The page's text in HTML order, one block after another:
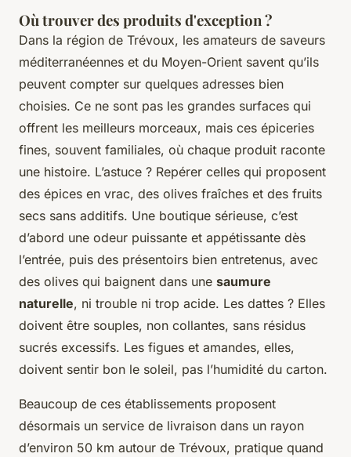
Où trouver des produits d'exception ?
Dans la région de Trévoux, les amateurs de saveurs
méditerranéennes et du Moyen-Orient savent qu’ils
peuvent compter sur quelques adresses bien
choisies. Ce ne sont pas les grandes surfaces qui
offrent les meilleurs morceaux, mais ces épiceries
fines, souvent familiales, où chaque produit raconte
une histoire. L’astuce ? Repérer celles qui proposent
des épices en vrac, des olives fraîches et des fruits
secs sans additifs. Une boutique sérieuse, c’est
d’abord une odeur puissante et appétissante dès
l’entrée, puis des présentoirs bien entretenus, avec
des olives qui baignent dans une saumure
naturelle, ni trouble ni trop acide. Les dattes ? Elles
doivent être souples, non collantes, sans résidus
sucrés excessifs. Les figues et amandes, elles,
doivent sentir bon le soleil, pas l’humidité du carton.
Beaucoup de ces établissements proposent
désormais un service de livraison dans un rayon
d’environ 50 km autour de Trévoux, pratique quand